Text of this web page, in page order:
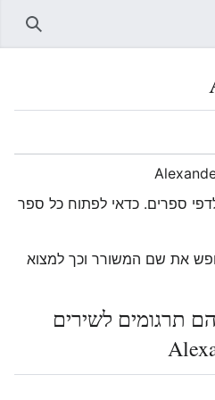
ספרים. כדאי לפתוח כל ספר
את שם המשורר וכך למצוא
תרגומים לשירים